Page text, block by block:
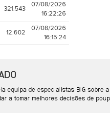
321.543
07/08/2026
16:22:26
12.602
07/08/2026
16:15:24
equipa de especialistas BiG sobre
a tomar melhores decisões de